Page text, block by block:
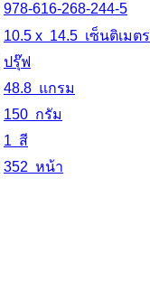
978-616-268-244-5
10.5 x 14.5 เซ็นติเมตร
ปรุ๊ฟ
48.8 แกรม
150 กรัม
1 สี
352 หน้า